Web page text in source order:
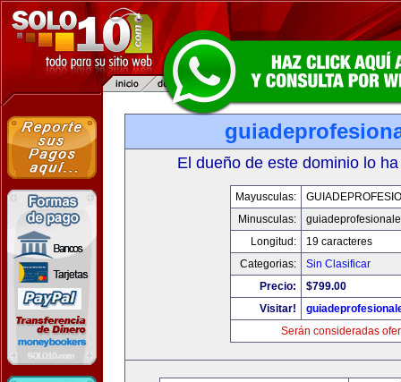
El dueño de este dominio lo
Mayusculas:
Minusculas:
Longitud:
19 caracteres
Categorias:
Sin Clasificar
Precio:
$799.00
Visitar!
Serán consideradas